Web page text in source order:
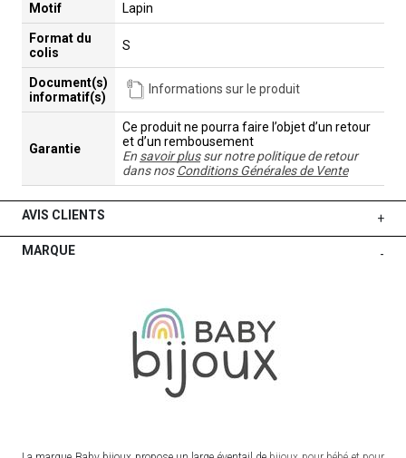
Motif Lapin
Format du
colis
S
Document(s)
informatif(s)
Informations sur le produit
Garantie
Ce produit ne pourra faire l’objet d’un retour
et d’un rembousement
En savoir plussur notre politique de retour
dans nosConditions Générales de Vente
AVIS CLIENTS +
MARQUE -